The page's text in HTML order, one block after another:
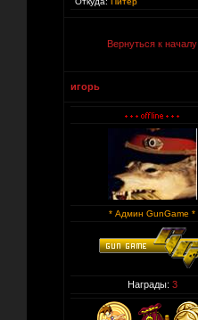
Вернуться к началу
игорь
* Админ GunGame *
Награды: 3